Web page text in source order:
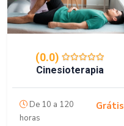
(0.0)
Cinesioterapia
De 10 a 120
horas
Grátis